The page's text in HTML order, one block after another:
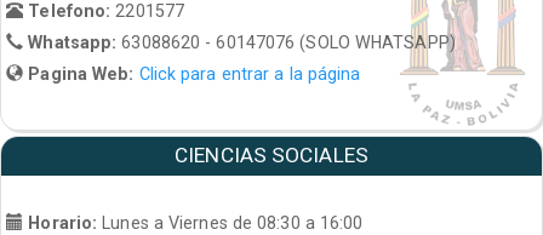
Telefono: 2201577
Whatsapp:63088620 - 60147076 (SOLO WHATSAPP)
Pagina Web: Click para entrar a la página
CIENCIAS SOCIALES
Horario:
Lunes a Viernes de 08:30 a 16:00